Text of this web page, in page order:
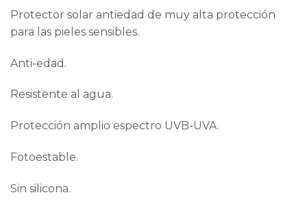
Protector solar antiedad de muy alta protección
para las pieles sensibles.
Anti-edad.
Resistente al agua.
Protección amplio espectro UVB-UVA.
Fotoestable.
Sin silicona.